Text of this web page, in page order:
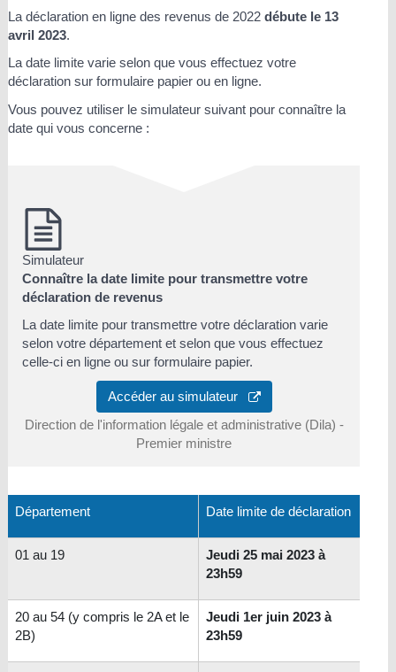
La déclaration en ligne des revenus de 2022 débute le 13
avril 2023.
La date limite varie selon que vous effectuez votre
déclaration sur formulaire papier ou en ligne.
Vous pouvez utiliser le simulateur suivant pour connaître la
date qui vous concerne :
Simulateur
Connaître la date limite pour transmettre votre
déclaration de revenus
La date limite pour transmettre votre déclaration varie
selon votre département et selon que vous effectuez
celle-ci en ligne ou sur formulaire papier.
Accéder au simulateur
Direction de l'information légale et administrative (Dila) -
Premier ministre
Département Date limite de déclaration
01 au 19
Jeudi 25 mai 2023 à
23h59
20 au 54 (y compris le 2A et le
2B)
Jeudi 1er juin 2023 à
23h59